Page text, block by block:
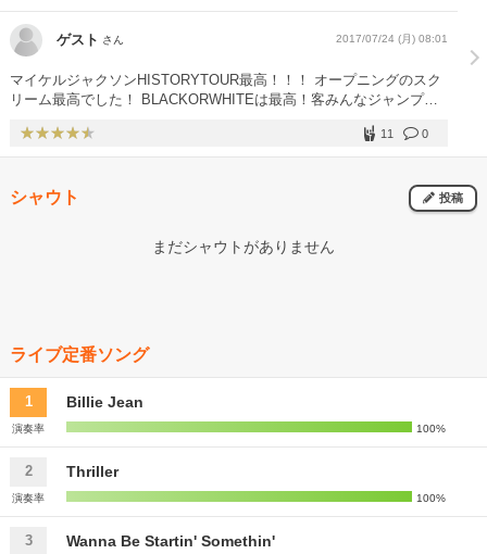
ゲスト さん 2017/07/24 (月) 08:01
マイケルジャクソンHISTORYTOUR最高！！！ オープニングのスク
リーム最高でした！ BLACKORWHITEは最高！客みんなジャンプ！
クを見ました。
0
11
シャウト 投稿
まだシャウトがありません
ライブ定番ソング
1 Billie Jean
演奏率 100%
2 Thriller
演奏率 100%
3 Wanna Be Startin' Somethin'